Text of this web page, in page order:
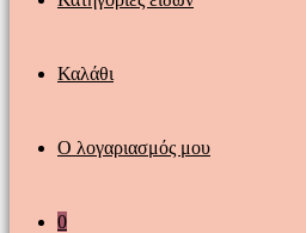
Καλάθι
Ο λογαριασμός μου
0